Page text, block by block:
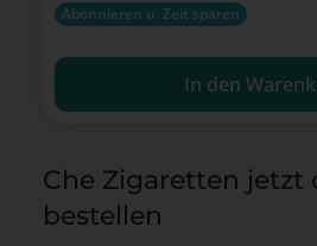
Abonnieren u. Zeit sparen
In den
Che Zigaretten jetzt
bestellen